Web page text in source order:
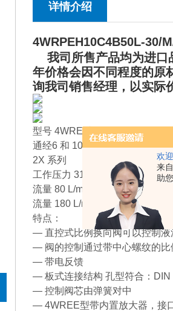
欢
来
助
详情介绍
4WRPEH10C4B50L-30/
我司所售产品均为进口
年价格会因不同程度的原
询我司销售经理，以实际
型号 4WRE 和 4WREE
通经6 和 10
2X 系列
工作压力 315 bar
流量 80 L/min (NS6)
流量 180 L/min (NS6)
特点：
— 直控式比例换向阀可以控制液
— 阀的控制通过带中心螺纹的
— 带电反馈
— 板式连接结构 孔型符合：
— 控制阀芯由弹簧对中
— 4WREE型带内置放大器，接